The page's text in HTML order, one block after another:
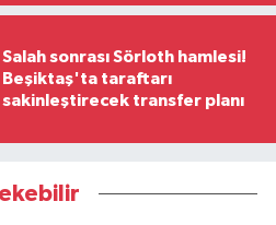
Salah sonrası Sörloth hamlesi!
Beşiktaş'ta taraftarı
sakinleştirecek transfer planı